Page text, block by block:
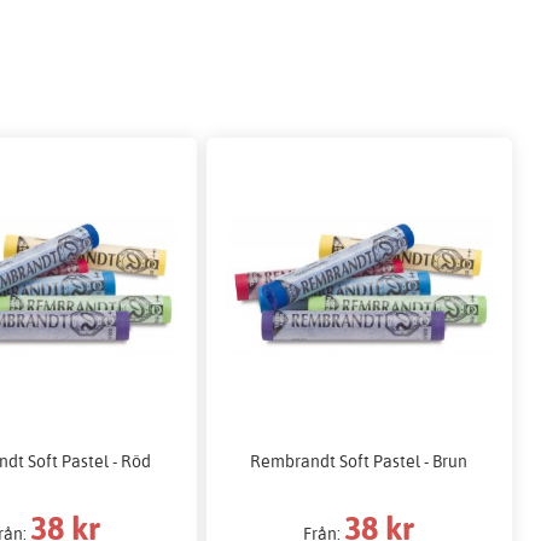
Soft Pastel - Röd
38 kr
Rembrandt Soft Pastel - Brun
Från: 38 kr